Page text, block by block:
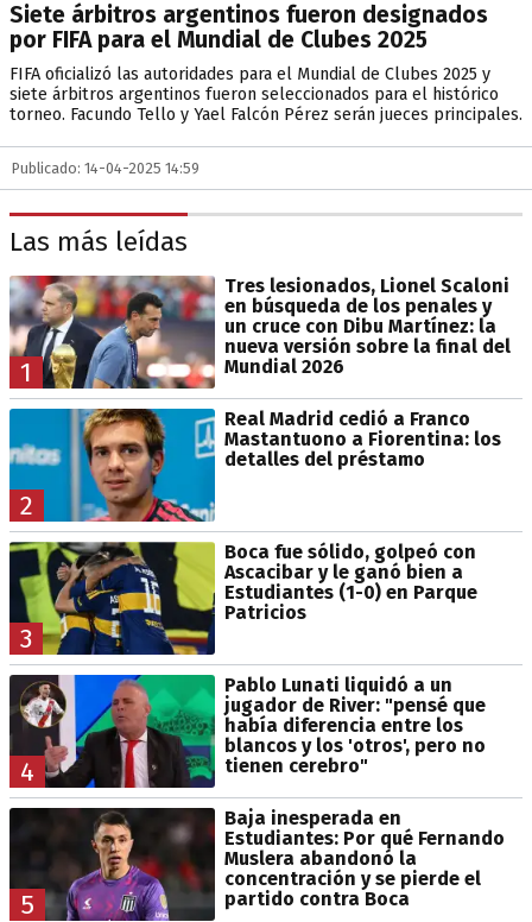
Siete árbitros argentinos fueron designados
por FIFA para el Mundial de Clubes 2025
FIFA oficializó las autoridades para el Mundial de Clubes 2025 y
siete árbitros argentinos fueron seleccionados para el histórico
torneo. Facundo Tello y Yael Falcón Pérez serán jueces principales.
Publicado: 14-04-2025 14:59
Las más leídas
1
Tres lesionados, Lionel Scaloni
en búsqueda de los penales y
un cruce con Dibu Martínez: la
nueva versión sobre la final del
Mundial 2026
2
Real Madrid cedió a Franco
Mastantuono a Fiorentina: los
detalles del préstamo
3
Boca fue sólido, golpeó con
Ascacibar y le ganó bien a
Estudiantes (1-0) en Parque
Patricios
4
Pablo Lunati liquidó a un
jugador de River: "pensé que
había diferencia entre los
blancos y los 'otros', pero no
tienen cerebro"
5
Baja inesperada en
Estudiantes: Por qué Fernando
Muslera abandonó la
concentración y se pierde el
partido contra Boca